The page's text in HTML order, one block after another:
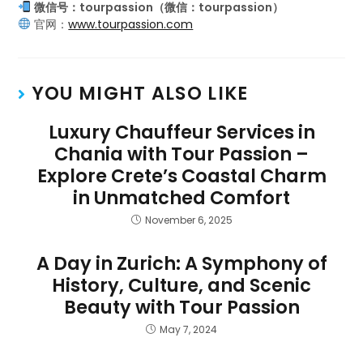
微信号：tourpassion（微信：tourpassion）
官网：www.tourpassion.com
YOU MIGHT ALSO LIKE
Luxury Chauffeur Services in
Chania with Tour Passion –
Explore Crete’s Coastal Charm
in Unmatched Comfort
November 6, 2025
A Day in Zurich: A Symphony of
History, Culture, and Scenic
Beauty with Tour Passion
May 7, 2024